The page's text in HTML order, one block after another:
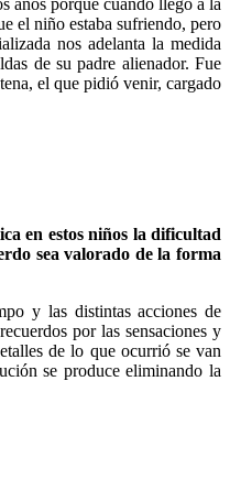
años porque cuando llegó a la
el niño estaba sufriendo, pero
nos adelanta la medida
de su padre alienador. Fue
el que pidió venir, cargado
en estos niños la dificultad
sea valorado de la forma
y las distintas acciones de
por las sensaciones y
de lo que ocurrió se van
se produce eliminando la